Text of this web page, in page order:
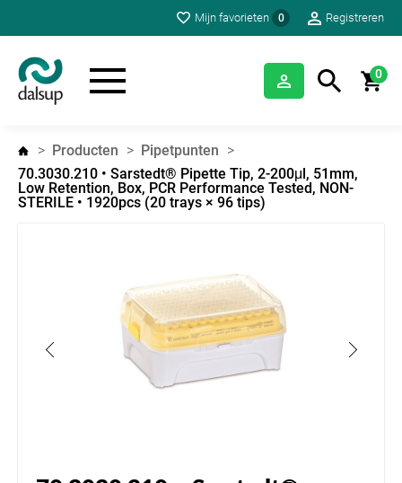
Mijn favorieten 0 Registreren
0
Producten
Pipetpunten
70.3030.210 • Sarstedt® Pipette Tip, 2-200μl, 51mm,
Low Retention, Box, PCR Performance Tested, NON-
STERILE • 1920pcs (20 trays × 96 tips)